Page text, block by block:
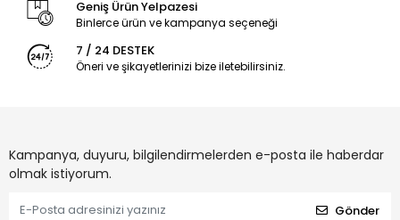
Geniş Ürün Yelpazesi
Binlerce ürün ve kampanya seçeneği
7 / 24 DESTEK
Öneri ve şikayetlerinizi bize iletebilirsiniz.
Kampanya, duyuru, bilgilendirmelerden e-posta ile haberdar
olmak istiyorum.
Gönder